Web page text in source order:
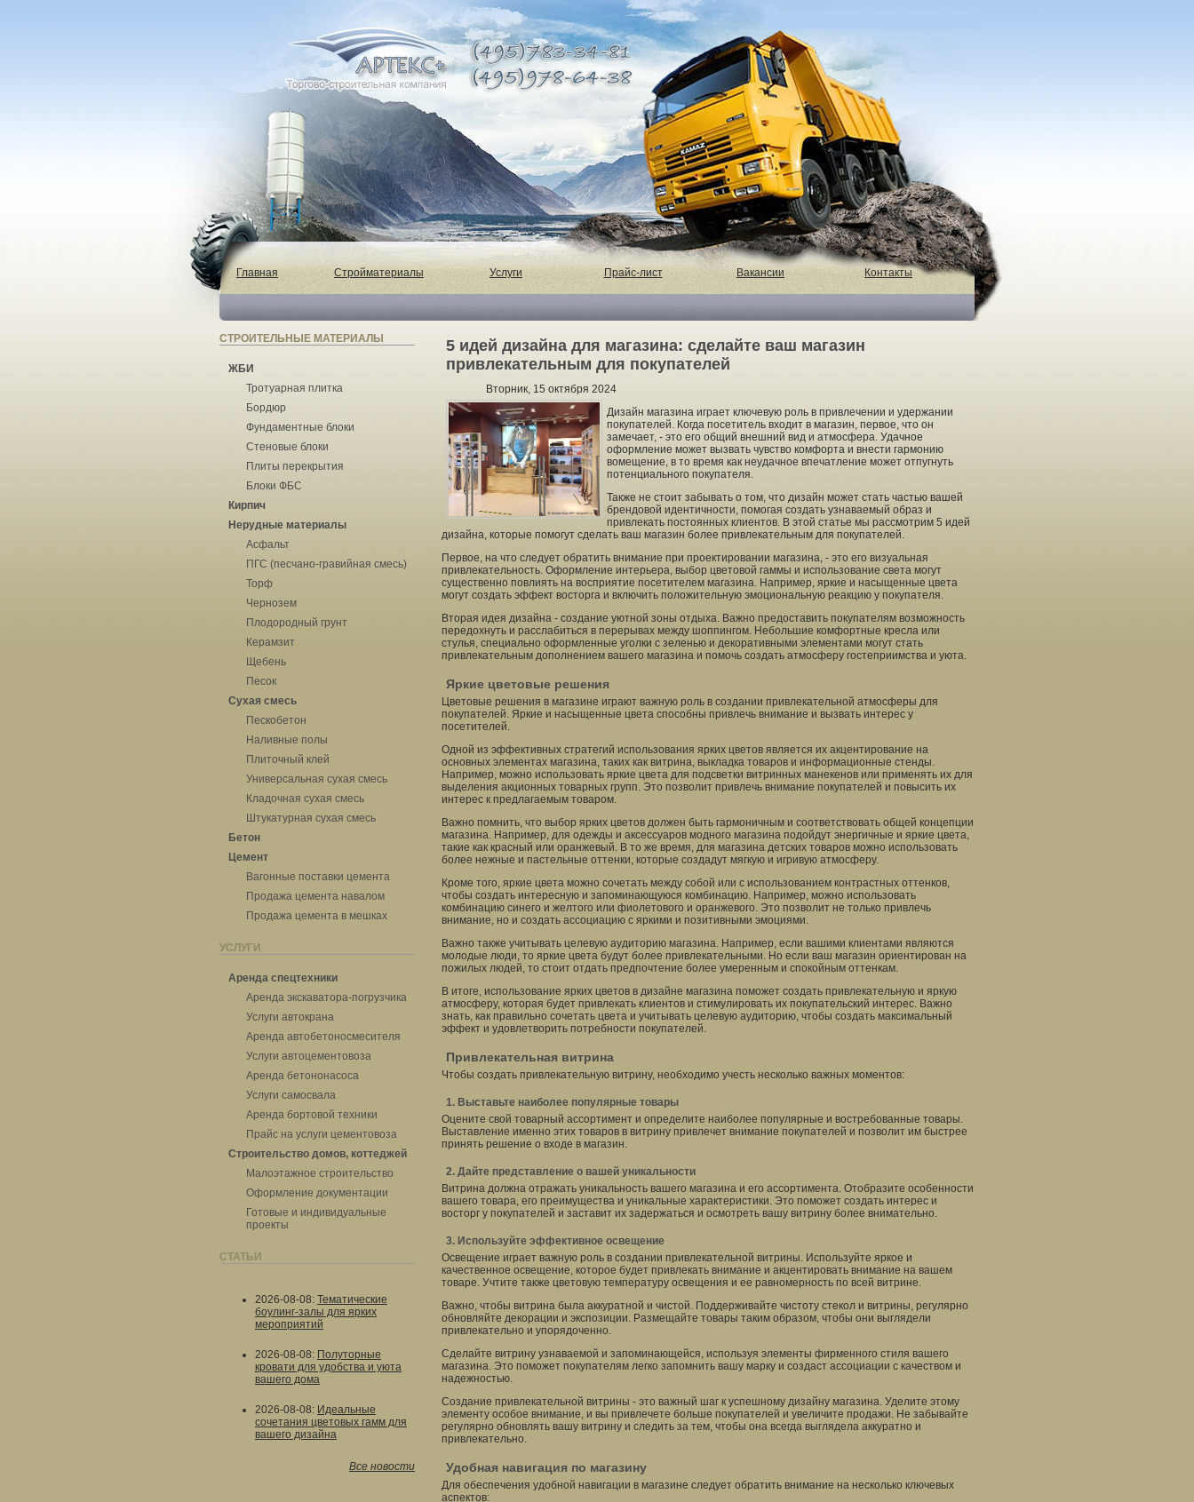
Главная Стройматериалы Услуги Прайс-лист Вакансии Контакты
СТРОИТЕЛЬНЫЕ МАТЕРИАЛЫ
ЖБИ
Тротуарная плитка
Бордюр
Фундаментные блоки
Стеновые блоки
Плиты перекрытия
Блоки ФБС
Кирпич
Нерудные материалы
Асфальт
ПГС (песчано-гравийная смесь)
Торф
Чернозем
Плодородный грунт
Керамзит
Щебень
Песок
Сухая смесь
Пескобетон
Наливные полы
Плиточный клей
Универсальная сухая смесь
Кладочная сухая смесь
Штукатурная сухая смесь
Бетон
Цемент
Вагонные поставки цемента
Продажа цемента навалом
Продажа цемента в мешках
УСЛУГИ
Аренда спецтехники
Аренда экскаватора-погрузчика
Услуги автокрана
Аренда автобетоносмесителя
Услуги автоцементовоза
Аренда бетононасоса
Услуги самосвала
Аренда бортовой техники
Прайс на услуги цементовоза
Строительство домов, коттеджей
Малоэтажное строительство
Оформление документации
Готовые и индивидуальные
проекты
СТАТЬИ
2026-08-08: Тематические
боулинг-залы для ярких
мероприятий
2026-08-08: Полуторные
кровати для удобства и уюта
вашего дома
2026-08-08: Идеальные
сочетания цветовых гамм для
вашего дизайна
Все новости
5 идей дизайна для магазина: сделайте ваш магазин
привлекательным для покупателей
Вторник, 15 октября 2024
Дизайн магазина играет ключевую роль в привлечении и удержании
покупателей. Когда посетитель входит в магазин, первое, что он
замечает, - это его общий внешний вид и атмосфера. Удачное
оформление может вызвать чувство комфорта и внести гармонию
вомещение, в то время как неудачное впечатление может отпугнуть
потенциального покупателя.
Также не стоит забывать о том, что дизайн может стать частью вашей
брендовой идентичности, помогая создать узнаваемый образ и
привлекать постоянных клиентов. В этой статье мы рассмотрим 5 идей
дизайна, которые помогут сделать ваш магазин более привлекательным для покупателей.
Первое, на что следует обратить внимание при проектировании магазина, - это его визуальная
привлекательность. Оформление интерьера, выбор цветовой гаммы и использование света могут
существенно повлиять на восприятие посетителем магазина. Например, яркие и насыщенные цвета
могут создать эффект восторга и включить положительную эмоциональную реакцию у покупателя.
Вторая идея дизайна - создание уютной зоны отдыха. Важно предоставить покупателям возможность
передохнуть и расслабиться в перерывах между шоппингом. Небольшие комфортные кресла или
стулья, специально оформленные уголки с зеленью и декоративными элементами могут стать
привлекательным дополнением вашего магазина и помочь создать атмосферу гостеприимства и уюта.
Яркие цветовые решения
Цветовые решения в магазине играют важную роль в создании привлекательной атмосферы для
покупателей. Яркие и насыщенные цвета способны привлечь внимание и вызвать интерес у
посетителей.
Одной из эффективных стратегий использования ярких цветов является их акцентирование на
основных элементах магазина, таких как витрина, выкладка товаров и информационные стенды.
Например, можно использовать яркие цвета для подсветки витринных манекенов или применять их для
выделения акционных товарных групп. Это позволит привлечь внимание покупателей и повысить их
интерес к предлагаемым товаром.
Важно помнить, что выбор ярких цветов должен быть гармоничным и соответствовать общей концепции
магазина. Например, для одежды и аксессуаров модного магазина подойдут энергичные и яркие цвета,
такие как красный или оранжевый. В то же время, для магазина детских товаров можно использовать
более нежные и пастельные оттенки, которые создадут мягкую и игривую атмосферу.
Кроме того, яркие цвета можно сочетать между собой или с использованием контрастных оттенков,
чтобы создать интересную и запоминающуюся комбинацию. Например, можно использовать
комбинацию синего и желтого или фиолетового и оранжевого. Это позволит не только привлечь
внимание, но и создать ассоциацию с яркими и позитивными эмоциями.
Важно также учитывать целевую аудиторию магазина. Например, если вашими клиентами являются
молодые люди, то яркие цвета будут более привлекательными. Но если ваш магазин ориентирован на
пожилых людей, то стоит отдать предпочтение более умеренным и спокойным оттенкам.
В итоге, использование ярких цветов в дизайне магазина поможет создать привлекательную и яркую
атмосферу, которая будет привлекать клиентов и стимулировать их покупательский интерес. Важно
знать, как правильно сочетать цвета и учитывать целевую аудиторию, чтобы создать максимальный
эффект и удовлетворить потребности покупателей.
Привлекательная витрина
Чтобы создать привлекательную витрину, необходимо учесть несколько важных моментов:
1. Выставьте наиболее популярные товары
Оцените свой товарный ассортимент и определите наиболее популярные и востребованные товары.
Выставление именно этих товаров в витрину привлечет внимание покупателей и позволит им быстрее
принять решение о входе в магазин.
2. Дайте представление о вашей уникальности
Витрина должна отражать уникальность вашего магазина и его ассортимента. Отобразите особенности
вашего товара, его преимущества и уникальные характеристики. Это поможет создать интерес и
восторг у покупателей и заставит их задержаться и осмотреть вашу витрину более внимательно.
3. Используйте эффективное освещение
Освещение играет важную роль в создании привлекательной витрины. Используйте яркое и
качественное освещение, которое будет привлекать внимание и акцентировать внимание на вашем
товаре. Учтите также цветовую температуру освещения и ее равномерность по всей витрине.
Важно, чтобы витрина была аккуратной и чистой. Поддерживайте чистоту стекол и витрины, регулярно
обновляйте декорации и экспозиции. Размещайте товары таким образом, чтобы они выглядели
привлекательно и упорядоченно.
Сделайте витрину узнаваемой и запоминающейся, используя элементы фирменного стиля вашего
магазина. Это поможет покупателям легко запомнить вашу марку и создаст ассоциации с качеством и
надежностью.
Создание привлекательной витрины - это важный шаг к успешному дизайну магазина. Уделите этому
элементу особое внимание, и вы привлечете больше покупателей и увеличите продажи. Не забывайте
регулярно обновлять вашу витрину и следить за тем, чтобы она всегда выглядела аккуратно и
привлекательно.
Удобная навигация по магазину
Для обеспечения удобной навигации в магазине следует обратить внимание на несколько ключевых
аспектов: